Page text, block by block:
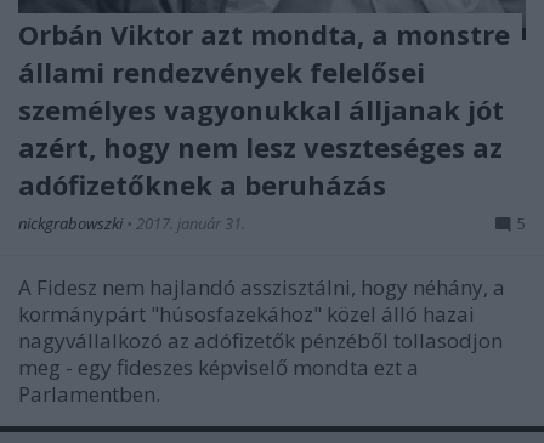
Orbán Viktor azt mondta, a monstre
állami rendezvények felelősei
személyes vagyonukkal álljanak jót
azért, hogy nem lesz veszteséges az
adófizetőknek a beruházás
nickgrabowszki • 2017. január 31. 5
A Fidesz nem hajlandó asszisztálni, hogy néhány, a
kormánypárt "húsosfazekához" közel álló hazai
nagyvállalkozó az adófizetők pénzéből tollasodjon
meg - egy fideszes képviselő mondta ezt a
Parlamentben.